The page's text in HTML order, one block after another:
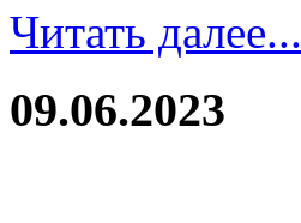
Читать далее...
09.06.2023